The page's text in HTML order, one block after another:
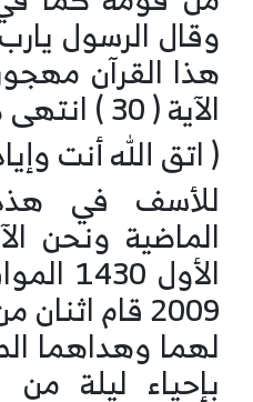
وقال الرسول
هذا القرآن
الآية ( 30 ) انتهى كلامه
( اتق الله أنت
للأسف في هذه
الماضية ونحن
الأول
2009 قام
لهما وهداهما
بإحياء ليلة من